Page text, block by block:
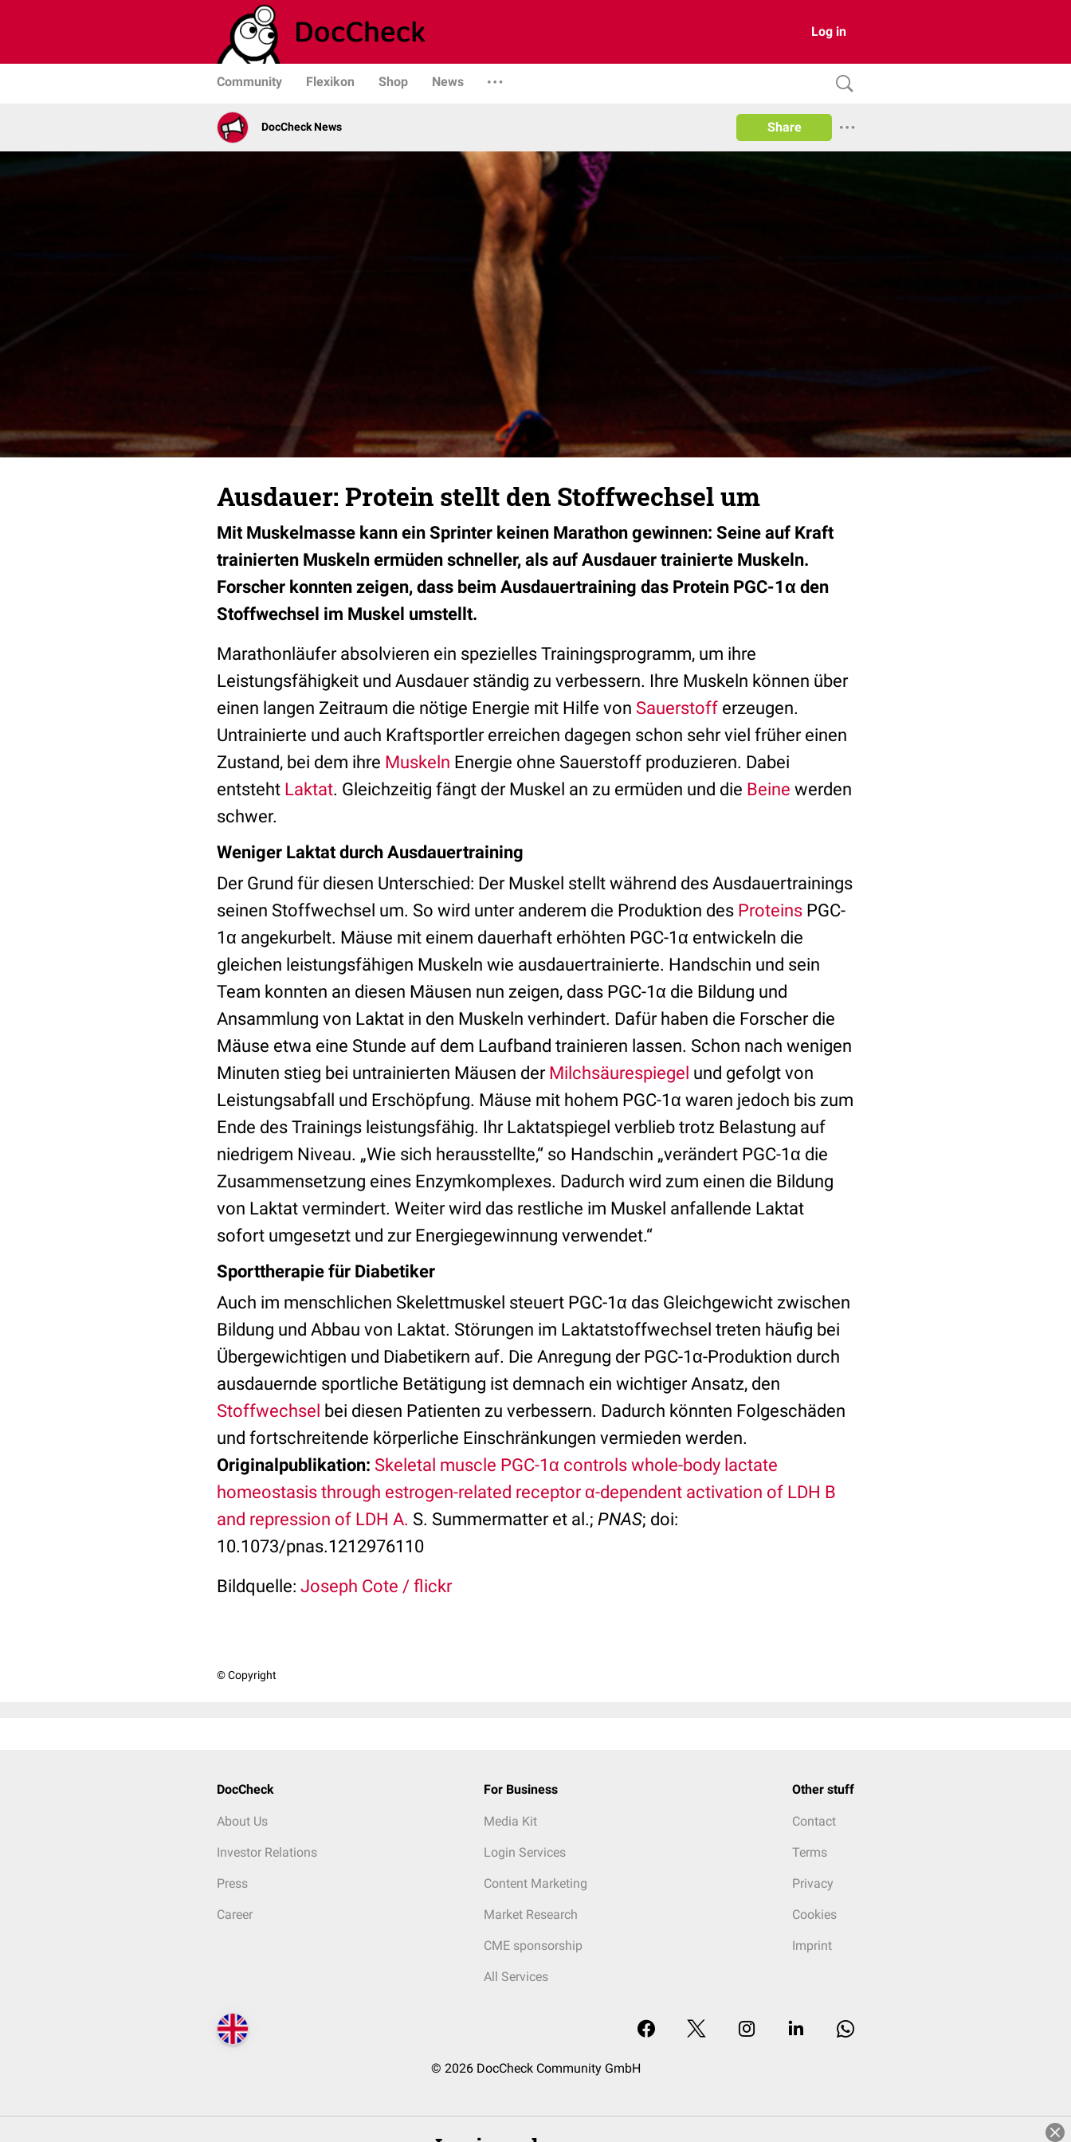
Log in
Community Flexikon Shop News
DocCheck News Share
Ausdauer: Protein stellt den Stoffwechsel um
Mit Muskelmasse kann ein Sprinter keinen Marathon gewinnen: Seine auf Kraft
trainierten Muskeln ermüden schneller, als auf Ausdauer trainierte Muskeln.
Forscher konnten zeigen, dass beim Ausdauertraining das Protein PGC-1α den
Stoffwechsel im Muskel umstellt.
Marathonläufer absolvieren ein spezielles Trainingsprogramm, um ihre
Leistungsfähigkeit und Ausdauer ständig zu verbessern. Ihre Muskeln können über
einen langen Zeitraum die nötige Energie mit Hilfe von Sauerstoff erzeugen.
Untrainierte und auch Kraftsportler erreichen dagegen schon sehr viel früher einen
Zustand, bei dem ihre Muskeln Energie ohne Sauerstoff produzieren. Dabei
entsteht Laktat. Gleichzeitig fängt der Muskel an zu ermüden und die Beine werden
schwer.
Weniger Laktat durch Ausdauertraining
Der Grund für diesen Unterschied: Der Muskel stellt während des Ausdauertrainings
seinen Stoffwechsel um. So wird unter anderem die Produktion des Proteins PGC-
1α angekurbelt. Mäuse mit einem dauerhaft erhöhten PGC-1α entwickeln die
gleichen leistungsfähigen Muskeln wie ausdauertrainierte. Handschin und sein
Team konnten an diesen Mäusen nun zeigen, dass PGC-1α die Bildung und
Ansammlung von Laktat in den Muskeln verhindert. Dafür haben die Forscher die
Mäuse etwa eine Stunde auf dem Laufband trainieren lassen. Schon nach wenigen
Minuten stieg bei untrainierten Mäusen der Milchsäurespiegel und gefolgt von
Leistungsabfall und Erschöpfung. Mäuse mit hohem PGC-1α waren jedoch bis zum
Ende des Trainings leistungsfähig. Ihr Laktatspiegel verblieb trotz Belastung auf
niedrigem Niveau. „Wie sich herausstellte,“ so Handschin „verändert PGC-1α die
Zusammensetzung eines Enzymkomplexes. Dadurch wird zum einen die Bildung
von Laktat vermindert. Weiter wird das restliche im Muskel anfallende Laktat
sofort umgesetzt und zur Energiegewinnung verwendet.“
Sporttherapie für Diabetiker
Auch im menschlichen Skelettmuskel steuert PGC-1α das Gleichgewicht zwischen
Bildung und Abbau von Laktat. Störungen im Laktatstoffwechsel treten häufig bei
Übergewichtigen und Diabetikern auf. Die Anregung der PGC-1α-Produktion durch
ausdauernde sportliche Betätigung ist demnach ein wichtiger Ansatz, den
Stoffwechsel bei diesen Patienten zu verbessern. Dadurch könnten Folgeschäden
und fortschreitende körperliche Einschränkungen vermieden werden.
Originalpublikation: Skeletal muscle PGC-1α controls whole-body lactate
homeostasis through estrogen-related receptor α-dependent activation of LDH B
and repression of LDH A. S. Summermatter et al.; PNAS; doi:
10.1073/pnas.1212976110
Bildquelle: Joseph Cote / flickr
© Copyright
DocCheck
About Us
Investor Relations
Press
Career
For Business
Media Kit
Login Services
Content Marketing
Market Research
CME sponsorship
All Services
Other stuff
Contact
Terms
Privacy
Cookies
Imprint
© 2026 DocCheck Community GmbH